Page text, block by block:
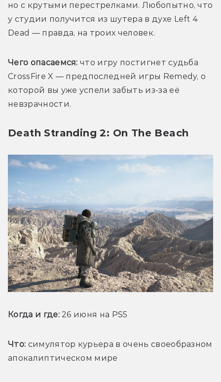
но с крутыми перестрелками. Любопытно, что
у студии получится из шутера в духе Left 4
Dead — правда, на троих человек.
Чего опасаемся: что игру постигнет судьба
CrossFire X — предпоследней игры Remedy, о
которой вы уже успели забыть из-за её
невзрачности.
Death Stranding 2: On The Beach
Когда и где: 26 июня на PS5
Что: симулятор курьера в очень своеобразном
апокалиптическом мире